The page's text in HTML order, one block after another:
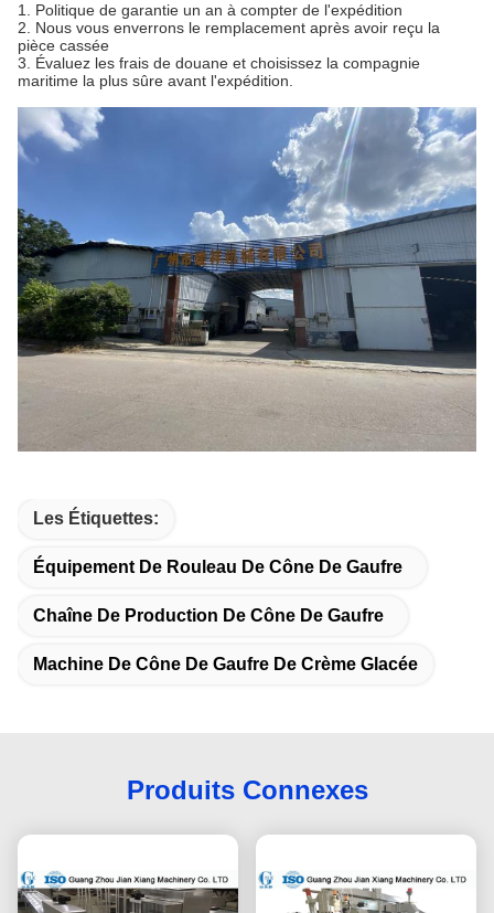
1. Politique de garantie un an à compter de l'expédition
2. Nous vous enverrons le remplacement après avoir reçu la
pièce cassée
3. Évaluez les frais de douane et choisissez la compagnie
maritime la plus sûre avant l'expédition.
Les Étiquettes:
Équipement De Rouleau De Cône De Gaufre
Chaîne De Production De Cône De Gaufre
Machine De Cône De Gaufre De Crème Glacée
Produits Connexes